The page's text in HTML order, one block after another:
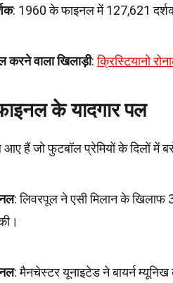
: 1960 के फाइनल में 127,621
करने वाला खिलाड़ी:क्रिस्टियानो
के यादगार पल
हैं जो फुटबॉल प्रेमियों के दिलों में
: लिवरपूल ने एसी मिलान के
: मैनचेस्टर यूनाइटेड ने बायर्न